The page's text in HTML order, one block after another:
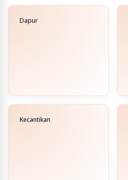
Dapur
Kecantikan